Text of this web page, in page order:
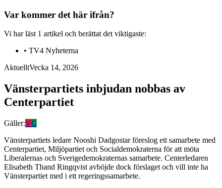
Var kommer det här ifrån?
Vi har läst 1 artikel och berättat det viktigaste:
• TV4 Nyheterna
AktuelltVecka 14, 2026
Vänsterpartiets inbjudan nobbas av
Centerpartiet
Gäller:VC
Vänsterpartiets ledare Nooshi Dadgostar föreslog ett samarbete med
Centerpartiet, Miljöpartiet och Socialdemokraterna för att möta
Liberalernas och Sverigedemokraternas samarbete. Centerledaren
Elisabeth Thand Ringqvist avböjde dock förslaget och vill inte ha
Vänsterpartiet med i ett regeringssamarbete.